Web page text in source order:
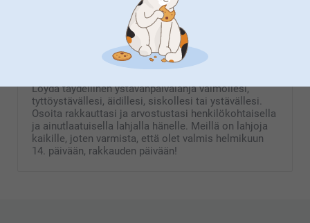
(1 arvostelut)
Ystävänpäivä lahjoja naisille
Löydä täydellinen ystävänpäivälahja vaimollesi,
tyttöystävällesi, äidillesi, siskollesi tai ystävällesi.
Osoita rakkauttasi ja arvostustasi henkilökohtaisella
ja ainutlaatuisella lahjalla hänelle. Meillä on lahjoja
kaikille, joten varmista, että olet valmis helmikuun
14. päivään, rakkauden päivään!